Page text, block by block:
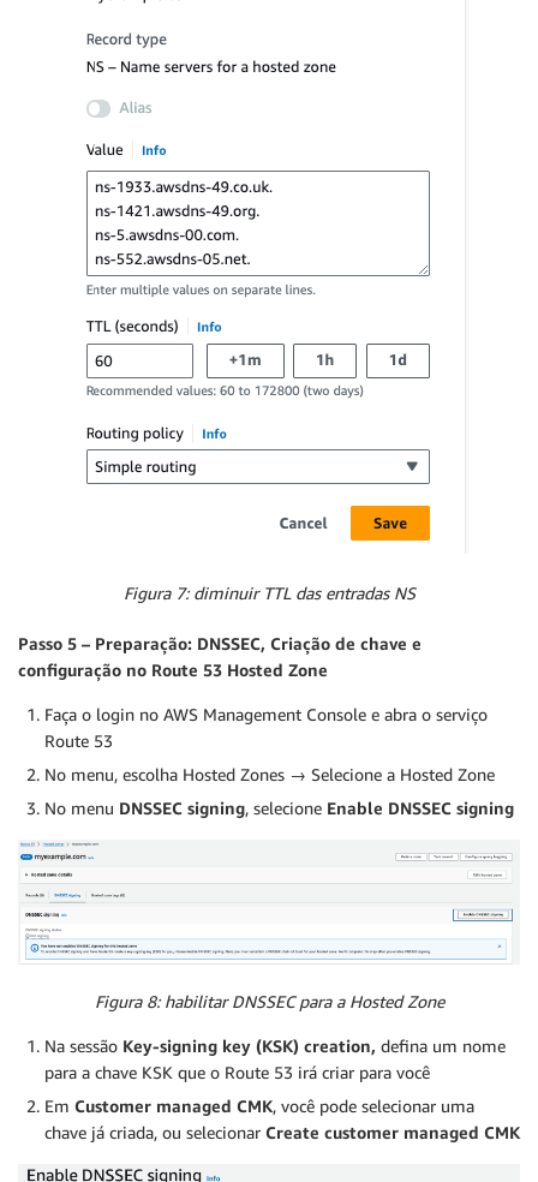
Figura 7: diminuir TTL das entradas NS
Passo 5 – Preparação: DNSSEC, Criação de chave e
configuração no Route 53 Hosted Zone
Faça o login no AWS Management Console e abra o serviço
Route 53
No menu, escolha Hosted Zones → Selecione a Hosted Zone
No menu DNSSEC signing, selecione Enable DNSSEC signing
Figura 8: habilitar DNSSEC para a Hosted Zone
Na sessão Key-signing key (KSK) creation, defina um nome
para a chave KSK que o Route 53 irá criar para você
Em Customer managed CMK, você pode selecionar uma
chave já criada, ou selecionar Create customer managed CMK